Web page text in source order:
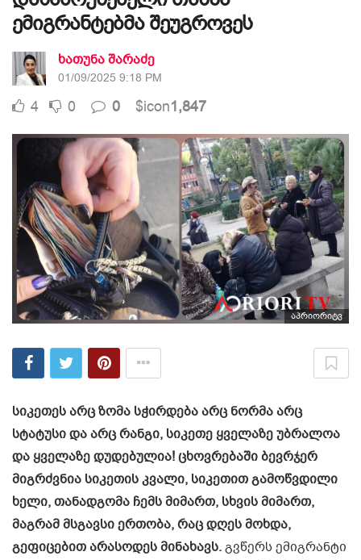
ემიგრანტებმა შეუგროვეს
ხათუნა შარაძე
01/09/2025 9:18 PM
4 0 0 $icon1,847
აპრიორიტვ
სიკეთეს არც ზომა სჭირდება არც ნორმა არც
სტატუსი და არც რანგი, სიკეთე ყველაზე უბრალოა
და ყველაზე დუდებულია! ცხოვრებაში ბევრჯერ
მიგრძვნია სიკეთის კვალი, სიკეთით გამოწვდილი
ხელი, თანადგომა ჩემს მიმართ, სხვის მიმართ,
მაგრამ მსგავსი ერთობა, რაც დღეს მოხდა,
გეფიცებით არასოდეს მინახავს.გვწერს ემიგრანტი